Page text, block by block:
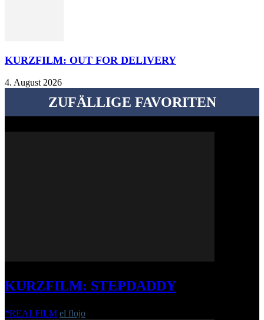
KURZFILM: OUT FOR DELIVERY
4. August 2026
ZUFÄLLIGE FAVORITEN
KURZFILM: STEPDADDY
*REALFILM el flojo